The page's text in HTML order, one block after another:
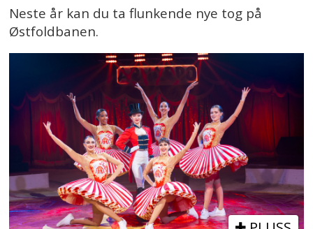
Neste år kan du ta flunkende nye tog på
Østfoldbanen.